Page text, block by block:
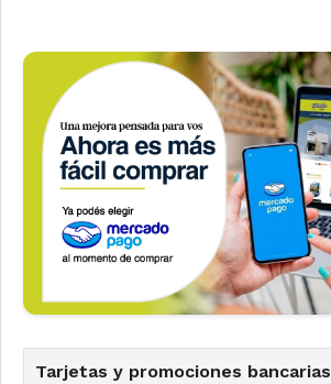
Tarjetas y promociones bancarias